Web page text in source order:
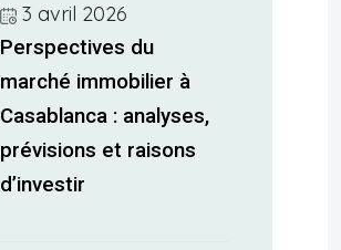
3 avril 2026
Perspectives du
marché immobilier à
Casablanca : analyses,
prévisions et raisons
d’investir